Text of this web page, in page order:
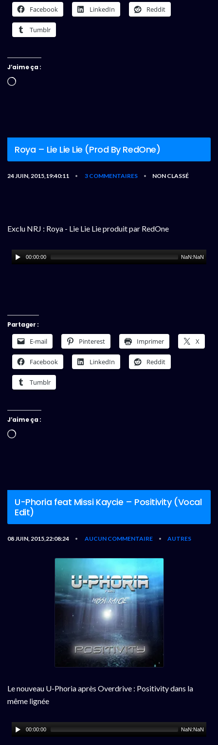
Facebook LinkedIn Reddit
Tumblr
J’aime ça :
Chargement…
Roya – Lie Lie Lie (Prod By RedOne)
24 JUIN, 2015,19:40:11 • 3 COMMENTAIRES • NON CLASSÉ
Exclu NRJ : Roya - Lie Lie Lie produit par RedOne
00:00:00 NaN:NaN
Partager :
E-mail Pinterest Imprimer X
Facebook LinkedIn Reddit
Tumblr
J’aime ça :
Chargement…
U-Phoria feat Missi Kaycie – Positivity (Vocal
Edit)
08 JUIN, 2015,22:08:24 • AUCUN COMMENTAIRE • AUTRES
Le nouveau U-Phoria après Overdrive : Positivity dans la
même lignée
00:00:00 NaN:NaN